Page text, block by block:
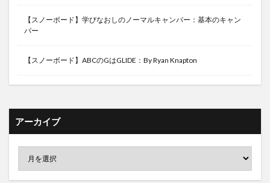
【スノーボード】学びなおしのノーマルキャンバー：基本のキャン
バー
【スノーボード】ABCのGはGLIDE：By Ryan Knapton
アーカイブ